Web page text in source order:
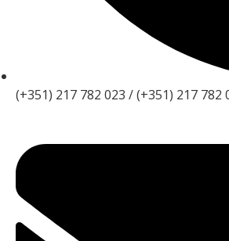
(+351) 217 782 023 / (+351) 217 782